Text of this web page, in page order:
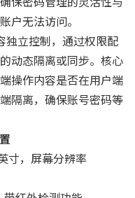
户无法访问。
立控制，通过权限配
动态隔离或同步。核心
操作内容是否在用户端
隔离，确保账号密码等
寸，屏幕分辨率